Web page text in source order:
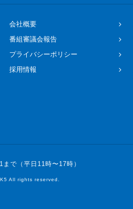
会社概要
番組審議会報告
プライバシーポリシー
採用情報
で（平日11時〜17時）
All rights reserved.